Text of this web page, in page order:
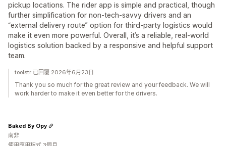
pickup locations. The rider app is simple and practical, though
further simplification for non-tech-savvy drivers and an
“external delivery route” option for third-party logistics would
make it even more powerful. Overall, it’s a reliable, real-world
logistics solution backed by a responsive and helpful support
team.
toolstr 已回覆 2026年6月23日
Thank you so much for the great review and your feedback. We will
work harder to make it even better for the drivers.
Baked By Opy
南非